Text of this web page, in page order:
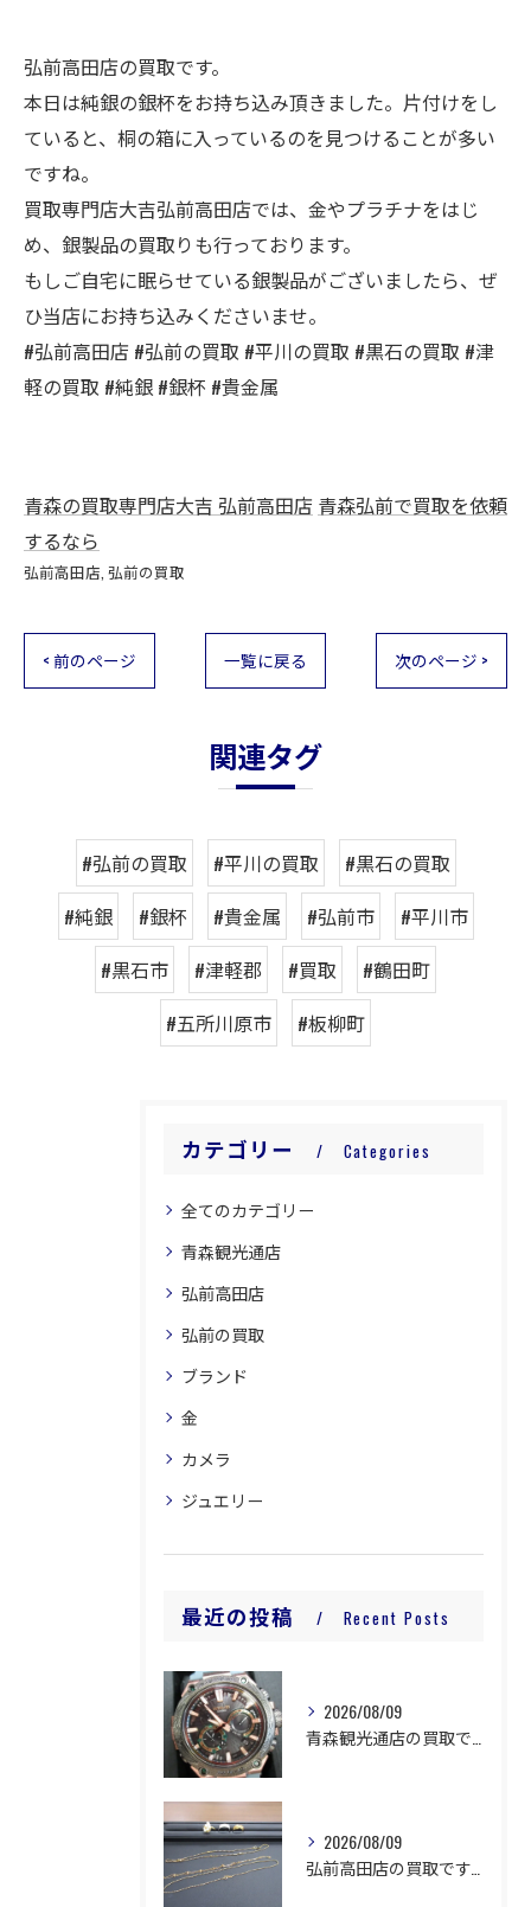
弘前高田店の買取です。
本日は純銀の銀杯をお持ち込み頂きました。片付けをし
ていると、桐の箱に入っているのを見つけることが多い
ですね。
買取専門店大吉弘前高田店では、金やプラチナをはじ
め、銀製品の買取りも行っております。
もしご自宅に眠らせている銀製品がございましたら、ぜ
ひ当店にお持ち込みくださいませ。
#弘前高田店 #弘前の買取 #平川の買取 #黒石の買取 #津
軽の買取 #純銀 #銀杯 #貴金属
青森の買取専門店大吉 弘前高田店 青森弘前で買取を依頼
するなら
弘前高田店 弘前の買取
< 前のページ 一覧に戻る 次のページ >
関連タグ
#弘前の買取 #平川の買取
#黒石の買取
#純銀
#銀杯 #貴金属 #弘前市
#平川市
#黒石市
#津軽郡 #買取
#鶴田町
#五所川原市
#板柳町
カテゴリー Categories
全てのカテゴリー
青森観光通店
弘前高田店
弘前の買取
ブランド
金
カメラ
ジュエリー
最近の投稿 Recent Posts
2026/08/09
2026/08/09